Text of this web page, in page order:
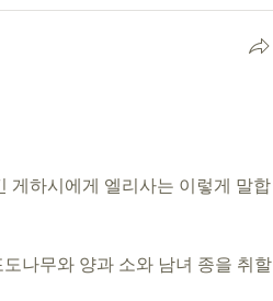
게하시에게 엘리사는 이렇게 말합